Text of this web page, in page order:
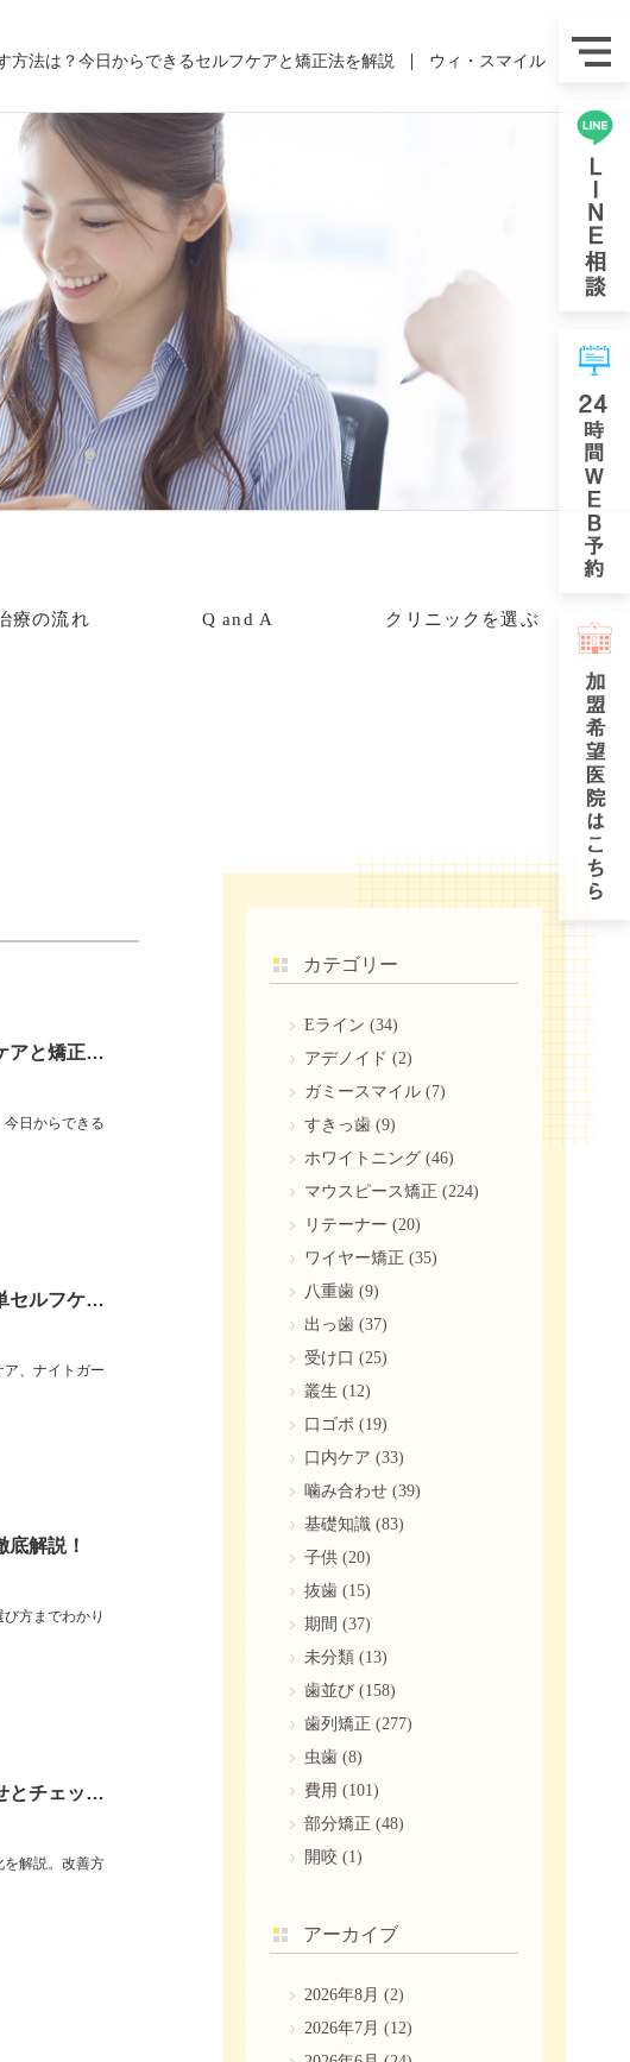
方法は？今日からできるセルフケアと矯正法を解説 ウィ・スマイル
療の流れ Q and A クリニックを選ぶ
片側で噛む癖による顔の歪みを治す方法は？今日からできるセルフケアと矯正法を解説
日からできる
歯の食いしばりを今日から改善したい！改善に必要なポイントや簡単セルフケアを紹介
、ナイトガー
解説！
方までわかり
歯を正しく噛み合わせるとどのような変化がある？正しい噛み合わせとチェック方法
を解説。改善方
カテゴリー
Eライン (34)
アデノイド (2)
ガミースマイル(7)
すきっ歯(9)
ホワイトニング(46)
マウスピース矯正 (224)
リテーナー (20)
ワイヤー矯正 (35)
八重歯(9)
出っ歯(37)
受け口 (25)
叢生 (12)
口ゴボ (19)
口内ケア (33)
噛み合わせ(39)
基礎知識(83)
子供(20)
抜歯(15)
期間 (37)
未分類(13)
歯並び(158)
歯列矯正 (277)
虫歯(8)
費用 (101)
部分矯正 (48)
開咬 (1)
アーカイブ
2026年8月 (2)
2026年7月 (12)